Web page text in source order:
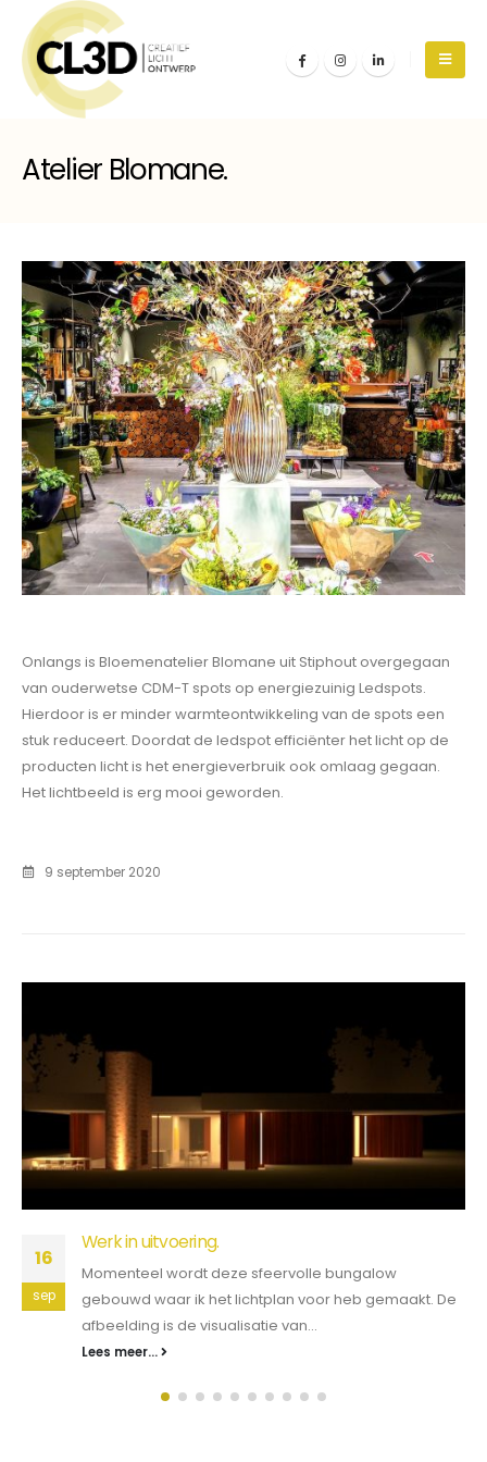
Atelier Blomane.
Onlangs is Bloemenatelier Blomane uit Stiphout overgegaan
van ouderwetse CDM-T spots op energiezuinig Ledspots.
Hierdoor is er minder warmteontwikkeling van de spots een
stuk reduceert. Doordat de ledspot efficiënter het licht op de
producten licht is het energieverbruik ook omlaag gegaan.
Het lichtbeeld is erg mooi geworden.
9 september 2020
16
sep
Werk in uitvoering.
Momenteel wordt deze sfeervolle bungalow
gebouwd waar ik het lichtplan voor heb gemaakt. De
afbeelding is de visualisatie van...
Lees meer...